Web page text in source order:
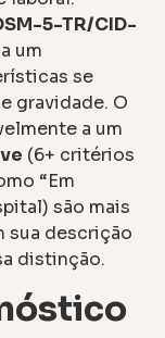
5-TR/CID-
um
se
gravidade. O
a um
(6+ critérios
“Em
são mais
sua descrição
distinção.